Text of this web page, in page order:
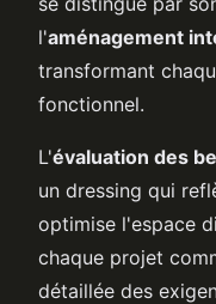
l'aménagement
transformant
fonctionnel.
L'évaluation des
un dressing qui
optimise l'espace
chaque projet
détaillée des